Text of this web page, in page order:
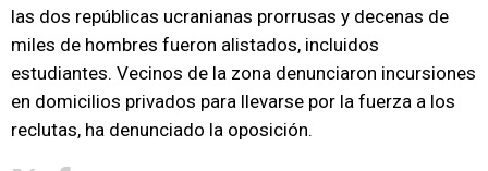
las dos repúblicas ucranianas prorrusas y decenas de
miles de hombres fueron alistados, incluidos
estudiantes. Vecinos de la zona denunciaron incursiones
en domicilios privados para llevarse por la fuerza a los
reclutas, ha denunciado la oposición.